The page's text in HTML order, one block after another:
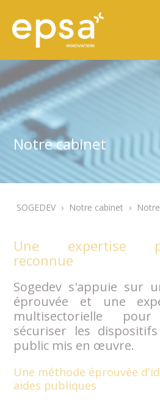
Notre cabinet
SOGEDEV › Notre cabinet ›
Une expertise
reconnue
Sogedev s'appuie sur
éprouvée et une
multisectorielle
sécuriser les
public mis en œuvre.
Une méthode éprouvée
aides publiques